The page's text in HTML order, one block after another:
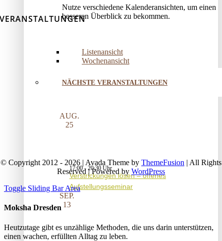
Nutze verschiedene Kalenderansichten, um einen
besseren Überblick zu bekommen.
Listenansicht
Wochenansicht
NÄCHSTE VERANSTALTUNGEN
AUG.
25
17:00- 20:30
Verstrickungen lösen – offenes
Aufstellungsseminar
SEP.
13
VERANSTALTUNGEN
© Copyright 2012 - 2026 | Avada Theme by ThemeFusion | All Rights
Reserved | Powered by WordPress
Toggle Sliding Bar Area
Moksha Dresden
Heutzutage gibt es unzählige Methoden, die uns darin unterstützen,
einen wachen, erfüllten Alltag zu leben.